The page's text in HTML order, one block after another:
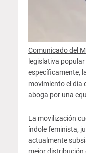
Comunicado del
legislativa
específicamente,
movimiento el día
aboga por una
La movilización
índole feminista,
actualmente